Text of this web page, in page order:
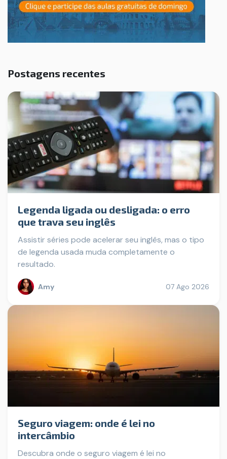
Postagens recentes
Legenda ligada ou desligada: o erro
que trava seu inglês
Assistir séries pode acelerar seu inglês, mas o tipo
de legenda usada muda completamente o
resultado.
Amy 07 Ago 2026
Seguro viagem: onde é lei no
intercâmbio
Descubra onde o seguro viagem é lei no